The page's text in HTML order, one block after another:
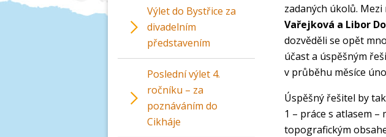
zadaných úkolů.
Vařejková a Libor
dozvěděli se opět
účast a úspěšným
v průběhu
Úspěšný řešitel by
1 – práce s atlasem
topografickým
Výlet do Bystřice za
divadelním
představením
Poslední výlet 4.
ročníku – za
poznáváním do
Cikháje